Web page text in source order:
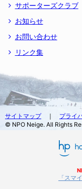
サポーターズクラブ
お知らせ
お問い合わせ
リンク集
サイトマップ｜ プライ
© NPO Neige. All Rights
「スマ